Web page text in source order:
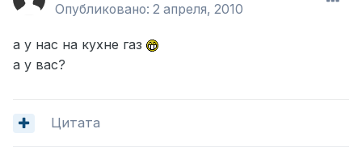
Опубликовано: 2 апреля, 2010
а у нас на кухне газ
а у вас?
Цитата